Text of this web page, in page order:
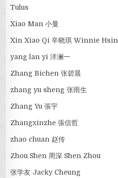
Tulus
Xiao Man 小曼
Xin Xiao Qi 辛晓琪 Winnie Hsin
yang lan yi 洋澜一
Zhang Bichen 张碧晨
zhang yu sheng 张雨生
Zhang Yu 張宇
Zhangxinzhe 張信哲
zhao chuan 赵传
Zhou Shen 周深 Shen Zhou
张学友 Jacky Cheung